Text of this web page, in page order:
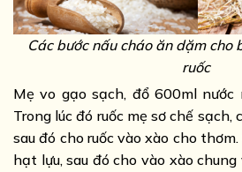
Các bước nấu cháo ăn dặm cho
ruốc
Mẹ vo gạo sạch, đổ 600ml nước
Trong lúc đó ruốc mẹ sơ chế
sau đó cho ruốc vào xào cho
hạt lựu, sau đó cho vào xào chung